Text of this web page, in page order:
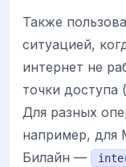
Также
ситуацией,
интернет не
точки доступа
Для разных
например, для
Билайн —